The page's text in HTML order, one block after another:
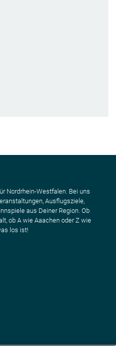
Nordrhein-Westfalen. Bei uns
Ausflugsziele,
aus Deiner Region. Ob
ob A wie Aaachen oder Z wie
los ist!